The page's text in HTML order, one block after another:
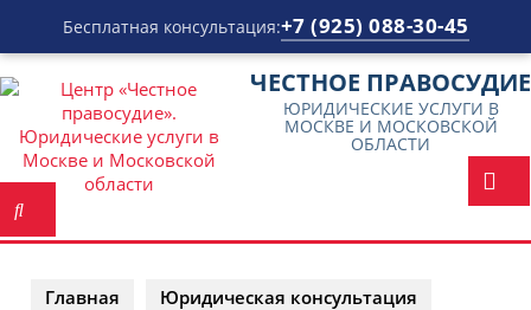
Бесплатная консультация:+7 (925) 088-30-45
Перейти
к
содержимому
ЧЕСТНОЕ ПРАВОСУДИЕ
ЮРИДИЧЕСКИЕ УСЛУГИ В
МОСКВЕ И МОСКОВСКОЙ
ОБЛАСТИ
Главная
Юридическая консультация